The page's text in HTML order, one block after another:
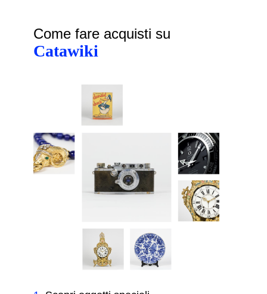
Come fare acquisti su
Catawiki